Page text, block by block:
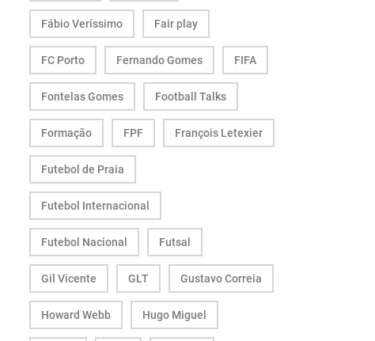
Fábio Veríssimo Fair play
FC Porto Fernando Gomes FIFA
Fontelas Gomes Football Talks
Formação FPF François Letexier
Futebol de Praia
Futebol Internacional
Futebol Nacional Futsal
Gil Vicente GLT Gustavo Correia
Howard Webb Hugo Miguel